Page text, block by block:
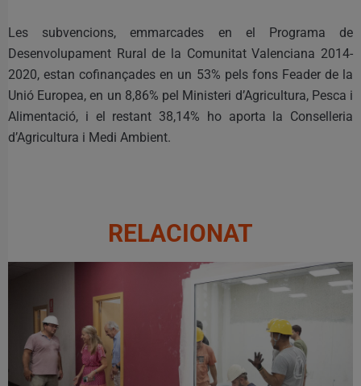
Les subvencions, emmarcades en el Programa de
Desenvolupament Rural de la Comunitat Valenciana 2014-
2020, estan cofinançades en un 53% pels fons Feader de la
Unió Europea, en un 8,86% pel Ministeri d’Agricultura, Pesca i
Alimentació, i el restant 38,14% ho aporta la Conselleria
d’Agricultura i Medi Ambient.
RELACIONAT